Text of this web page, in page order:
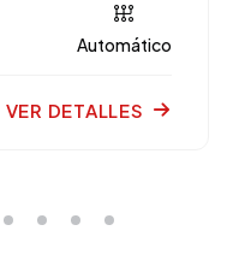
Automático
VER DETALLES